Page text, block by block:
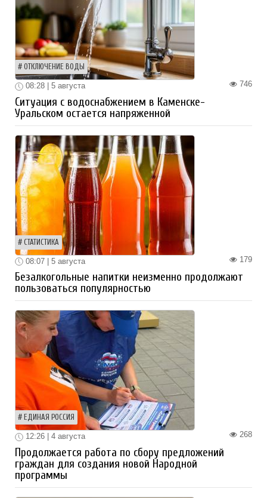
ОТКЛЮЧЕНИЕ ВОДЫ
746
08:28 | 5 августа
Ситуация с водоснабжением в Каменске-
Уральском остается напряженной
СТАТИСТИКА
179
08:07 | 5 августа
Безалкогольные напитки неизменно продолжают
пользоваться популярностью
ЕДИНАЯ РОССИЯ
268
12:26 | 4 августа
Продолжается работа по сбору предложений
граждан для создания новой Народной
программы